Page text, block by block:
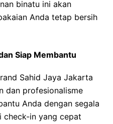
binatu ini akan
Anda tetap bersih
Siap Membantu
Sahid Jaya Jakarta
dan profesionalisme
Anda dengan segala
check-in yang cepat